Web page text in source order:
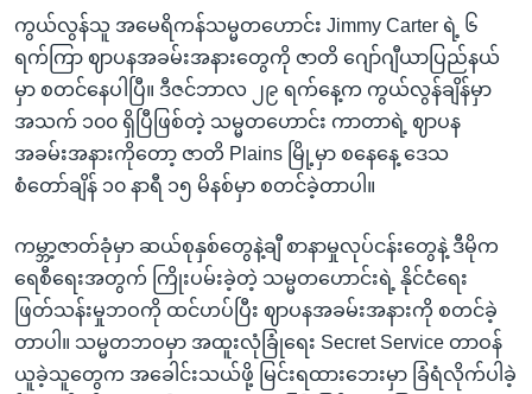
နေရာ
သို့
ကျော်
ရန်
ကွယ်လွန်သူ အမေရိကန်သမ္မတဟောင်း Jimmy Carter ရဲ့ ၆
ရက်ကြာ ဈာပနအခမ်းအနားတွေကို ဇာတိ ဂျော်ဂျီယာပြည်နယ်
မှာ စတင်နေပါပြီ။ ဒီဇင်ဘာလ ၂၉ ရက်နေ့က ကွယ်လွန်ချိန်မှာ
အသက် ၁၀၀ ရှိပြီဖြစ်တဲ့ သမ္မတဟောင်း ကာတာရဲ့ ဈာပန
အခမ်းအနားကိုတော့ ဇာတိ Plains မြို့မှာ စနေနေ့ ဒေသ
စံတော်ချိန် ၁၀ နာရီ ၁၅ မိနစ်မှာ စတင်ခဲ့တာပါ။
ကမ္ဘာ့ဇာတ်ခုံမှာ ဆယ်စုနှစ်တွေနဲ့ချီ စာနာမှုလုပ်ငန်းတွေနဲ့ ဒီမိုက
ရေစီရေးအတွက် ကြိုးပမ်းခဲ့တဲ့ သမ္မတဟောင်းရဲ့ နိုင်ငံရေး
ဖြတ်သန်းမှုဘဝကို ထင်ဟပ်ပြီး ဈာပနအခမ်းအနားကို စတင်ခဲ့
တာပါ။ သမ္မတဘဝမှာ အထူးလုံခြုံရေး Secret Service တာဝန်
ယူခဲ့သူတွေက အခေါင်းသယ်ဖို့ မြင်းရထားဘေးမှာ ခြံရံလိုက်ပါခဲ့